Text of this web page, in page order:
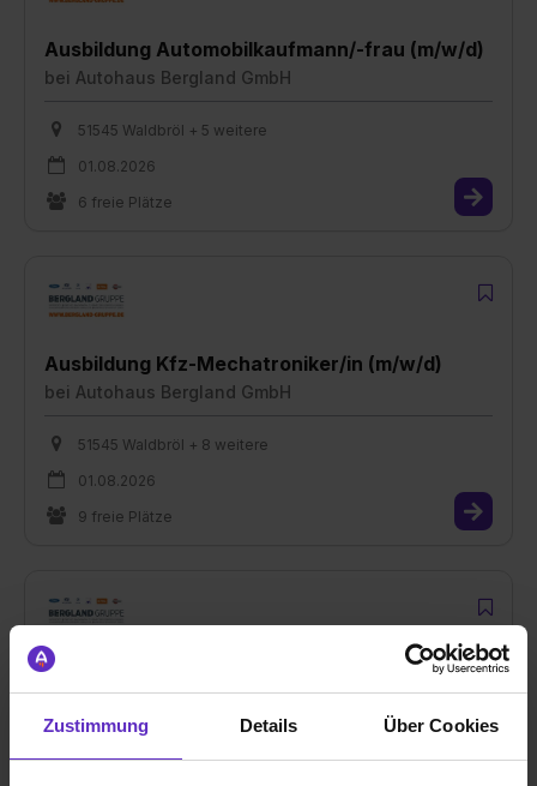
Zustimmung Details Über Cookies
Ausbildung Automobilkaufmann/-frau (m/w/d)
bei Autohaus Bergland GmbH
51545 Waldbröl + 5 weitere
01.08.2026
6 freie Plätze
Ausbildung Kfz-Mechatroniker/in (m/w/d)
bei Autohaus Bergland GmbH
51545 Waldbröl + 8 weitere
01.08.2026
9 freie Plätze
Ausbildung Fachkraft für Lagerlogistik (m/w/d)
51702 Bergneustadt